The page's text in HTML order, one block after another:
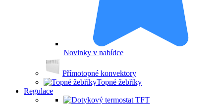
Novinky v nabídce
Přímotopné konvektory
Topné žebříky
Regulace